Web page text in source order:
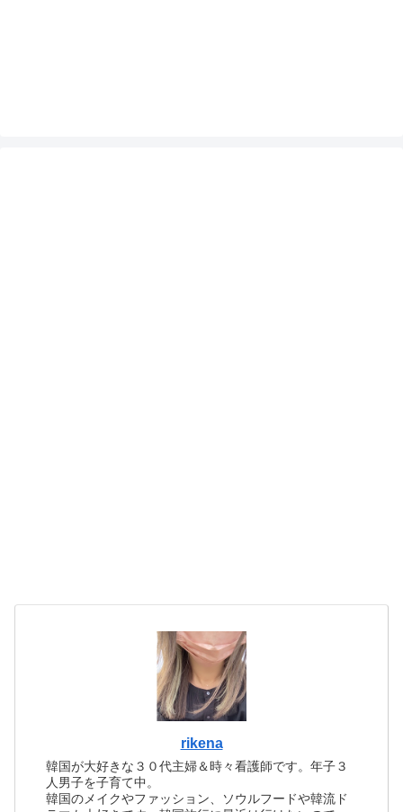
rikena
韓国が大好きな３０代主婦＆時々看護師です。年子３
人男子を子育て中。
韓国のメイクやファッション、ソウルフードや韓流ド